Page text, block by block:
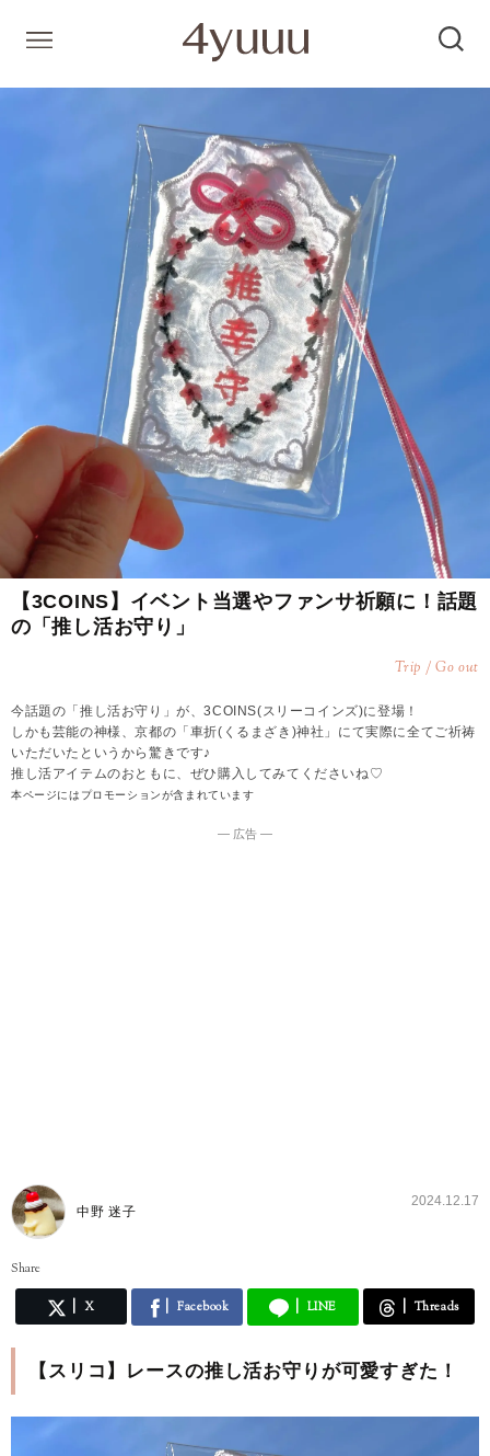
【3COINS】イベント当選やファンサ祈願に！話題
の「推し活お守り」
Trip / Go out
今話題の「推し活お守り」が、3COINS(スリーコインズ)に登場！
しかも芸能の神様、京都の「車折(くるまざき)神社」にて実際に全てご祈祷
いただいたというから驚きです♪
推し活アイテムのおともに、ぜひ購入してみてくださいね♡
本ページにはプロモーションが含まれています
― 広告 ―
中野 迷子
2024.12.17
Share
X Facebook LINE Threads
【スリコ】レースの推し活お守りが可愛すぎた！